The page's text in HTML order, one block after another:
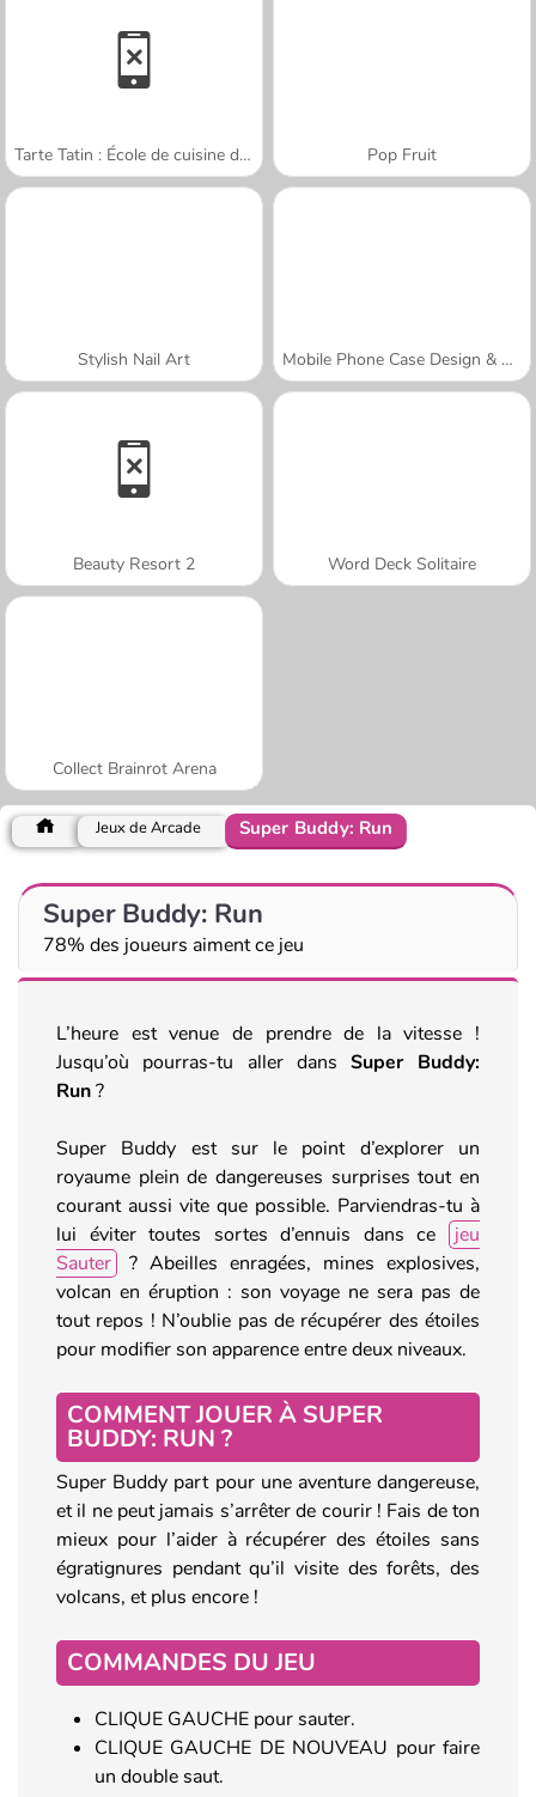
Tarte Tatin : École de cuisine de Sara Pop Fruit
Stylish Nail Art Mobile Phone Case Design & DIY
Beauty Resort 2 Word Deck Solitaire
Collect Brainrot Arena
Jeux de Arcade Super Buddy: Run
Super Buddy: Run
78% des joueurs aiment ce jeu
L’heure est venue de prendre de la vitesse !
Jusqu’où pourras-tu aller dans Super Buddy:
Run?
Super Buddy est sur le point d’explorer un
royaume plein de dangereuses surprises tout en
courant aussi vite que possible. Parviendras-tu à
lui éviter toutes sortes d’ennuis dans ce
jeu
Sauter
? Abeilles enragées, mines explosives,
volcan en éruption : son voyage ne sera pas de
tout repos ! N’oublie pas de récupérer des étoiles
pour modifier son apparence entre deux niveaux.
COMMENT JOUER À SUPER
BUDDY: RUN ?
Super Buddy part pour une aventure dangereuse,
et il ne peut jamais s’arrêter de courir ! Fais de ton
mieux pour l’aider à récupérer des étoiles sans
égratignures pendant qu’il visite des forêts, des
volcans, et plus encore !
COMMANDES DU JEU
CLIQUE GAUCHE pour sauter.
CLIQUE GAUCHE DE NOUVEAU pour faire
un double saut.